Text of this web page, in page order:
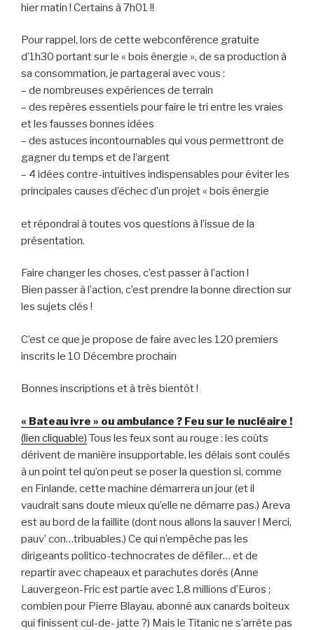
hier matin ! Certains à 7h01 !!
Pour rappel, lors de cette webconférence gratuite
d’1h30 portant sur le « bois énergie », de sa production à
sa consommation, je partagerai avec vous :
– de nombreuses expériences de terrain
– des repères essentiels pour faire le tri entre les vraies
et les fausses bonnes idées
– des astuces incontournables qui vous permettront de
gagner du temps et de l’argent
– 4 idées contre-intuitives indispensables pour éviter les
principales causes d’échec d’un projet « bois énergie
et répondrai à toutes vos questions à l’issue de la
présentation.
Faire changer les choses, c’est passer à l’action !
Bien passer à l’action, c’est prendre la bonne direction sur
les sujets clés !
C’est ce que je propose de faire avec les 120 premiers
inscrits le 10 Décembre prochain
Bonnes inscriptions et à très bientôt !
« Bateau ivre » ou ambulance ? Feu sur le nucléaire !
(lien cliquable) Tous les feux sont au rouge : les coûts
dérivent de manière insupportable, les délais sont coulés
à un point tel qu’on peut se poser la question si, comme
en Finlande, cette machine démarrera un jour (et il
vaudrait sans doute mieux qu’elle ne démarre pas.) Areva
est au bord de la faillite (dont nous allons la sauver ! Merci,
pauv’ con…tribuables.) Ce qui n’empêche pas les
dirigeants politico-technocrates de défiler… et de
repartir avec chapeaux et parachutes dorés (Anne
Lauvergeon-Fric est partie avec 1,8 millions d’Euros ;
combien pour Pierre Blayau, abonné aux canards boiteux
qui finissent cul-de- jatte ?) Mais le Titanic ne s’arrête pas